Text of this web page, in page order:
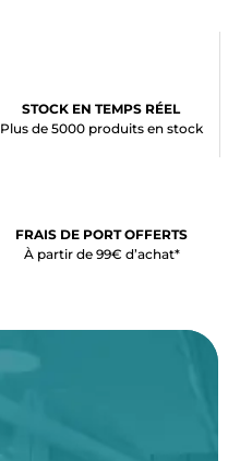
STOCK EN TEMPS RÉEL
Plus de 5000 produits en stock
FRAIS DE PORT OFFERTS
À partir de 99€ d’achat*